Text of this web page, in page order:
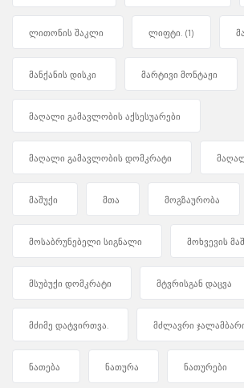
ლითონის შაკლი ლიფტი. (1)
მანქანის დისკი მარტივი მონტაჟი
მაღალი გამავლობის აქსესუარები
მაღალი გამავლობის დომკრატი
მაშუქი მთა მოგზაურობა
მოსაბრუნებელი სიგნალი მოხვევის
მსუბუქი დომკრატი მტვრისგან დაცვა
მძიმე დატვირთვა. მძლავრი
ნათება ნათურა ნათურები